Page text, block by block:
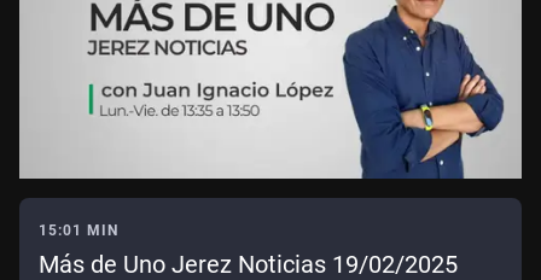
15:01 MIN
Más de Uno Jerez Noticias 19/02/2025